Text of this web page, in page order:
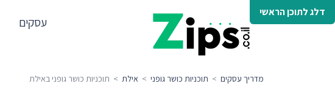
דלג לתוכן הראשי
עסקים
מדריך עסקים > תוכניות כושר גופני > אילת > תוכניות כושר גופני באילת